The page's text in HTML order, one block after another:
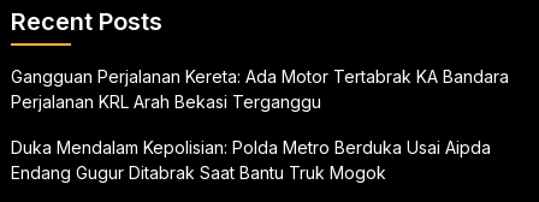
Recent Posts
Gangguan Perjalanan Kereta: Ada Motor Tertabrak KA Bandara
Perjalanan KRL Arah Bekasi Terganggu
Duka Mendalam Kepolisian: Polda Metro Berduka Usai Aipda
Endang Gugur Ditabrak Saat Bantu Truk Mogok